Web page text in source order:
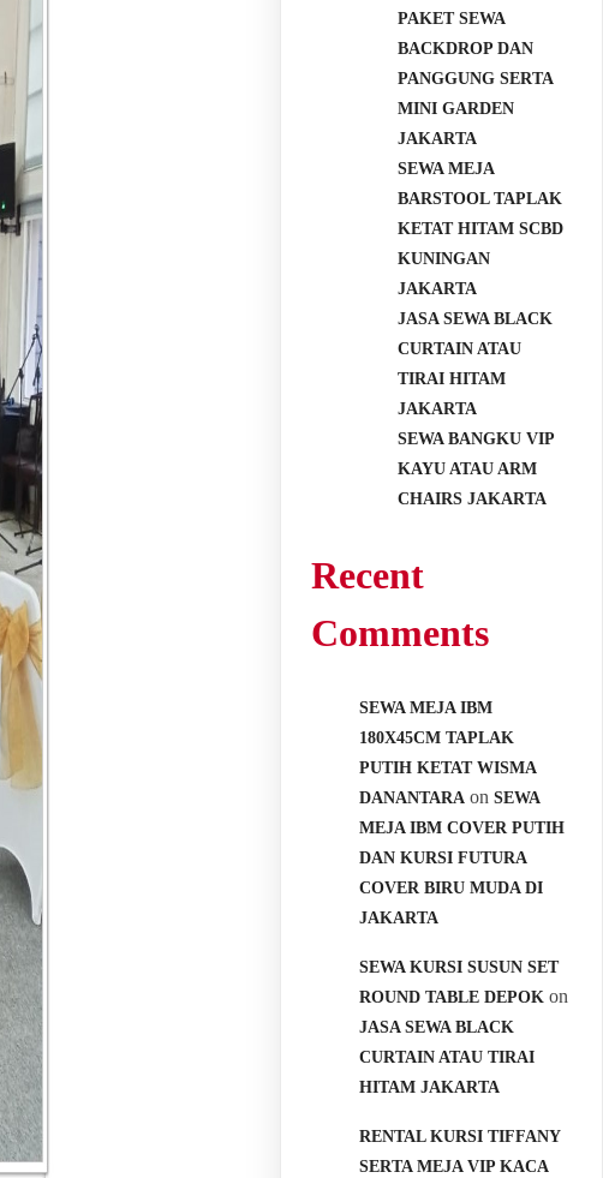
PAKET SEWA
BACKDROP DAN
PANGGUNG SERTA
MINI GARDEN
JAKARTA
SEWA MEJA
BARSTOOL TAPLAK
KETAT HITAM SCBD
KUNINGAN
JAKARTA
JASA SEWA BLACK
CURTAIN ATAU
TIRAI HITAM
JAKARTA
SEWA BANGKU VIP
KAYU ATAU ARM
CHAIRS JAKARTA
Recent
Comments
SEWA MEJA IBM
180X45CM TAPLAK
PUTIH KETAT WISMA
DANANTARA onSEWA
MEJA IBM COVER PUTIH
DAN KURSI FUTURA
COVER BIRU MUDA DI
JAKARTA
SEWA KURSI SUSUN SET
ROUND TABLE DEPOK on
JASA SEWA BLACK
CURTAIN ATAU TIRAI
HITAM JAKARTA
RENTAL KURSI TIFFANY
SERTA MEJA VIP KACA